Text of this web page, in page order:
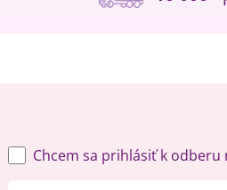
Chcem sa prihlásiť k odberu